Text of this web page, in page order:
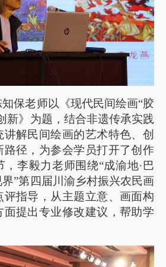
保老师以《现代民间绘画“胶
新》为题，结合非遗传承实践
解民间绘画的艺术特色、创
路径，为参会学员打开了创作
李毅力老师围绕“成渝地·巴
”第四届川渝乡村振兴农民画
评指导，从主题立意、画面构
面提出专业修改建议，帮助学